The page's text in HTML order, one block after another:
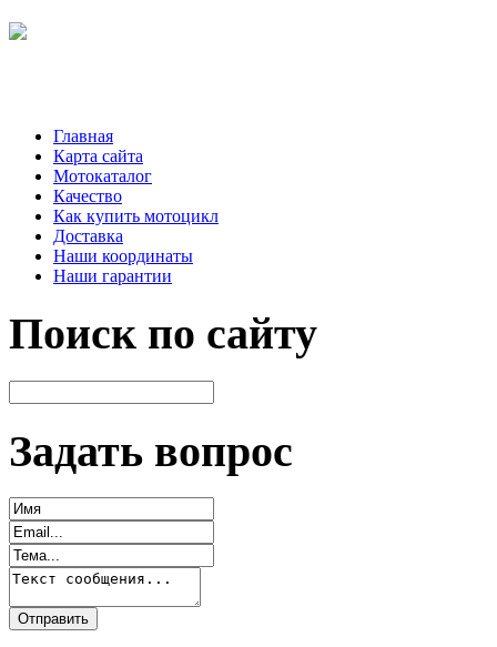
Главная
Карта сайта
Мотокаталог
Качество
Как купить мотоцикл
Доставка
Наши координаты
Наши гарантии
Поиск по сайту
Задать вопрос